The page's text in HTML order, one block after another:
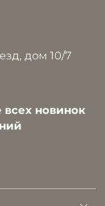
дом 10/7
новинок